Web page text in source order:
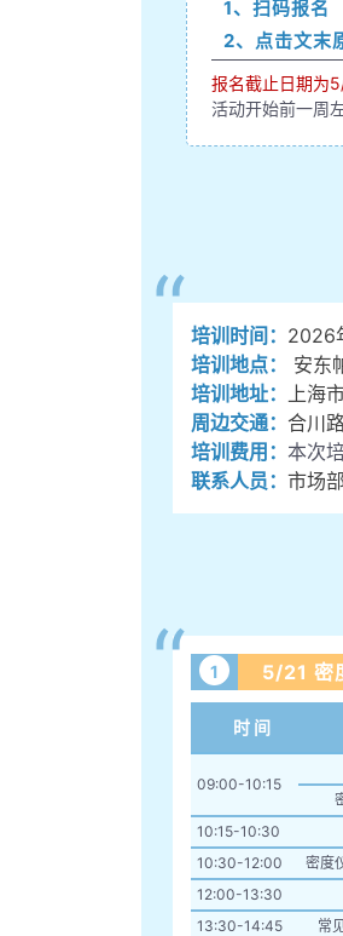
1、扫码报名
2、点击文末
报名截止日期为
活动开始前一周
“ 培训时间 ： 2026
培训地点：
安东
培训地址： 上海
周边交通： 合川
培训费用： 本次
联系人员： 市场
“ 1 5/21 密
时间
09:00-10:15
10:15-10:30
10:30-12:00
密度
12:00-13:30
13:30-14:45
常